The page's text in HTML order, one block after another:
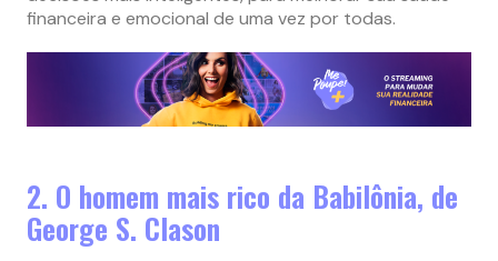
financeira e emocional de uma vez por todas.
2. O homem mais rico da Babilônia, de
George S. Clason